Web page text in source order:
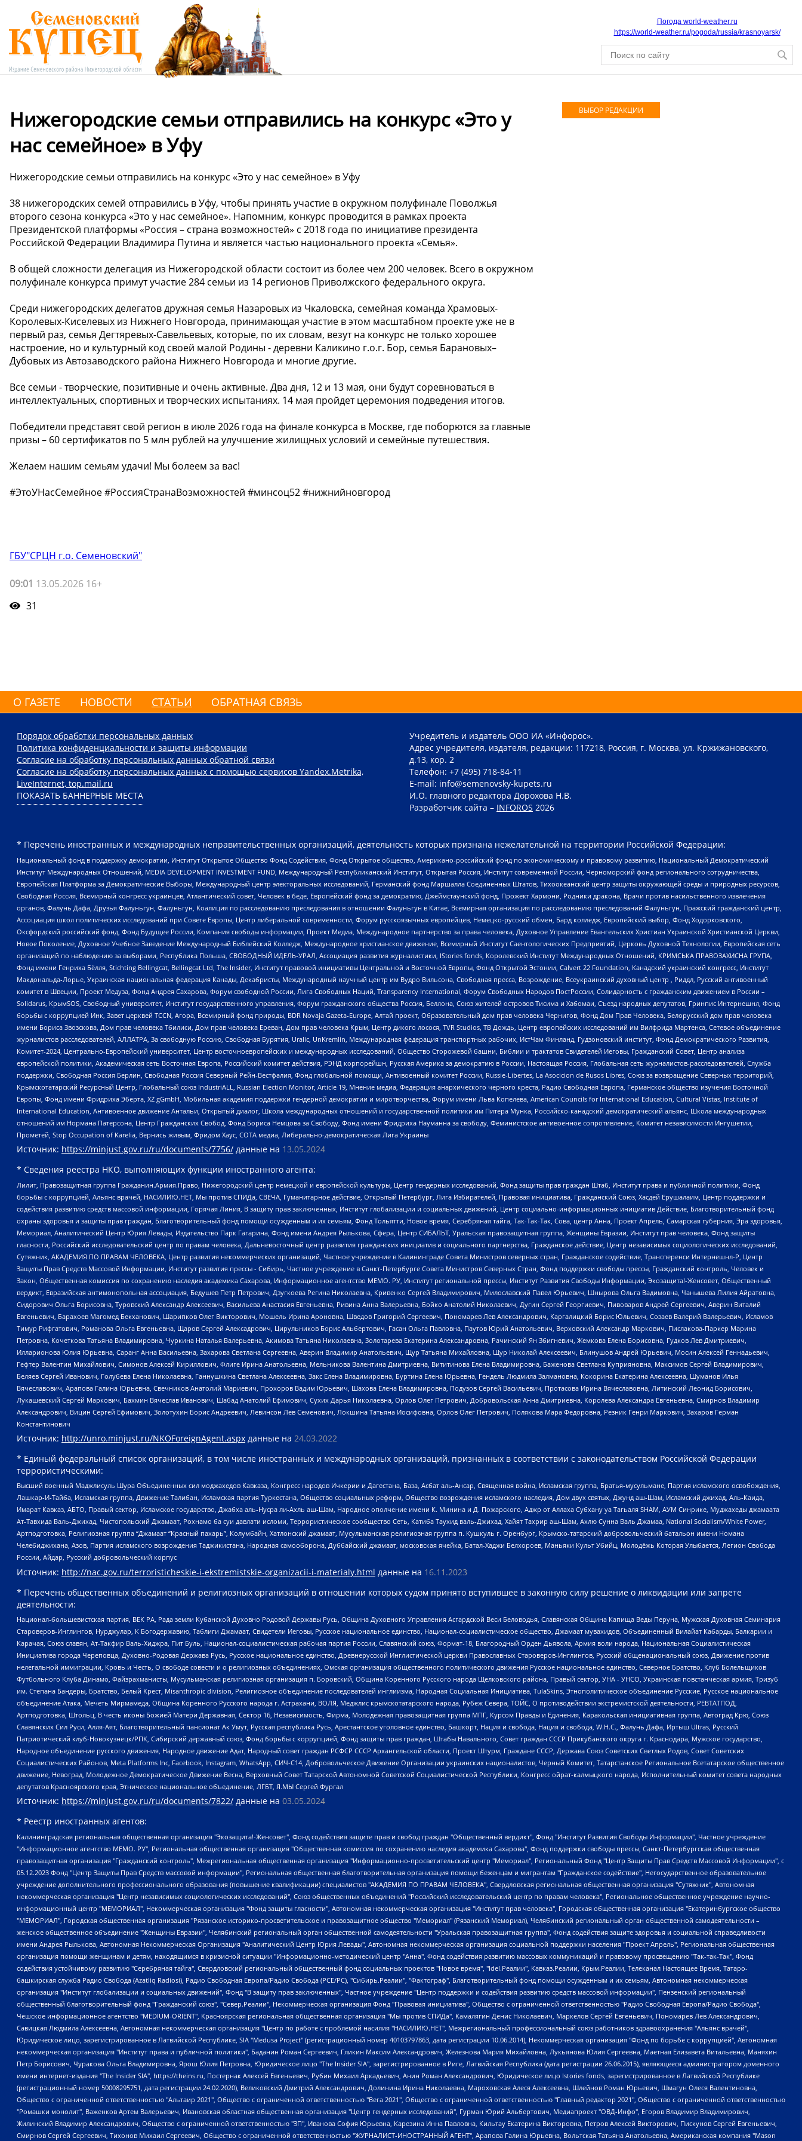
Погода world-weather.ru
https://world-weather.ru/pogoda/russia/krasnoyarsk/
Нижегородские семьи отправились на конкурс «Это у
нас семейное» в Уфу
Нижегородские семьи отправились на конкурс «Это у нас семейное» в Уфу
38 нижегородских семей отправились в Уфу, чтобы принять участие в окружном полуфинале Поволжья
второго сезона конкурса «Это у нас семейное». Напомним, конкурс проводится в рамках проекта
Президентской платформы «Россия – страна возможностей» с 2018 года по инициативе президента
Российской Федерации Владимира Путина и является частью национального проекта «Семья».
В общей сложности делегация из Нижегородской области состоит из более чем 200 человек. Всего в окружном
полуфинале конкурса примут участие 284 семьи из 14 регионов Приволжского федерального округа.
Среди нижегородских делегатов дружная семья Назаровых из Чкаловска, семейная команда Храмовых-
Королевых-Киселевых из Нижнего Новгорода, принимающая участие в этом масштабном проекте уже не в
первый раз, семья Дегтяревых-Савельевых, которые, по их словам, везут на конкурс не только хорошее
настроение, но и культурный код своей малой Родины - деревни Каликино г.о.г. Бор, семья Барановых–
Дубовых из Автозаводского района Нижнего Новгорода и многие другие.
Все семьи - творческие, позитивные и очень активные. Два дня, 12 и 13 мая, они будут соревноваться в
интеллектуальных, спортивных и творческих испытаниях. 14 мая пройдет церемония подведения итогов.
Победители представят свой регион в июле 2026 года на финале конкурса в Москве, где поборются за главные
призы – 60 сертификатов по 5 млн рублей на улучшение жилищных условий и семейные путешествия.
Желаем нашим семьям удачи! Мы болеем за вас!
#ЭтоУНасСемейное #РоссияСтранаВозможностей #минсоц52 #нижнийновгород
ГБУ"СРЦН г.о. Семеновский"
09:01 13.05.2026 16+
31
ВЫБОР РЕДАКЦИИ
О ГАЗЕТЕ НОВОСТИ СТАТЬИ ОБРАТНАЯ СВЯЗЬ
Порядок обработки персональных данных
Политика конфиденциальности и защиты информации
Согласие на обработку персональных данных обратной связи
Согласие на обработку персональных данных с помощью сервисов Yandex.Metrika,
LiveInternet, top.mail.ru
ПОКАЗАТЬ БАННЕРНЫЕ МЕСТА
Учредитель и издатель ООО ИА «Инфорос».
Адрес учредителя, издателя, редакции: 117218, Россия, г. Москва, ул. Кржижановского,
д.13, кор. 2
Телефон: +7 (495) 718-84-11
E-mail: info@semenovsky-kupets.ru
И.О. главного редактора Дорохова Н.В.
Разработчик сайта – INFOROS 2026
* Перечень иностранных и международных неправительственных организаций, деятельность которых признана нежелательной на территории Российской Федерации:
Национальный фонд в поддержку демократии, Институт Открытое Общество Фонд Содействия, Фонд Открытое общество, Американо-российский фонд по экономическому и правовому развитию, Национальный Демократический
Институт Международных Отношений, MEDIA DEVELOPMENT INVESTMENT FUND, Международный Республиканский Институт, Открытая Россия, Институт современной России, Черноморский фонд регионального сотрудничества,
Европейская Платформа за Демократические Выборы, Международный центр электоральных исследований, Германский фонд Маршалла Соединенных Штатов, Тихоокеанский центр защиты окружающей среды и природных ресурсов,
Свободная Россия, Всемирный конгресс украинцев, Атлантический совет, Человек в беде, Европейский фонд за демократию, Джеймстаунский фонд, Прожект Хармони, Родники дракона, Врачи против насильственного извлечения
органов, Фалунь Дафа, Друзья Фалуньгун, Фалуньгун, Коалиция по расследованию преследования в отношении Фалуньгун в Китае, Всемирная организация по расследованию преследований Фалуньгун, Пражский гражданский центр,
Ассоциация школ политических исследований при Совете Европы, Центр либеральной современности, Форум русскоязычных европейцев, Немецко-русский обмен, Бард колледж, Европейский выбор, Фонд Ходорковского,
Оксфордский российский фонд, Фонд Будущее России, Компания свободы информации, Проект Медиа, Международное партнерство за права человека, Духовное Управление Евангельских Христиан Украинской Христианской Церкви,
Новое Поколение, Духовное Учебное Заведение Международный Библейский Колледж, Международное христианское движение, Всемирный Институт Саентологических Предприятий, Церковь Духовной Технологии, Европейская сеть
организаций по наблюдению за выборами, Республика Польша, СВОБОДНЫЙ ИДЕЛЬ-УРАЛ, Ассоциация развития журналистики, IStories fonds, Королевский Институт Международных Отношений, КРИМСЬКА ПРАВОЗАХИСНА ГРУПА,
Фонд имени Генриха Бёлля, Stichting Bellingcat, Bellingcat Ltd, The Insider, Институт правовой инициативы Центральной и Восточной Европы, Фонд Открытой Эстонии, Calvert 22 Foundation, Канадский украинский конгресс, Институт
Макдональда-Лорье, Украинская национальная федерация Канады, Декабристы, Международный научный центр им Вудро Вильсона, Свободная пресса, Возрождение, Всеукраинский духовный центр , Риддл, Русский антивоенный
комитет в Швеции, Проект Медуза, Фонд Андрея Сахарова, Форум свободной России, Лига Свободных Наций, Transparеncy International, Форум Свободных Народов ПостРоссии, Солидарность с гражданским движением в России –
Solidarus, КрымSOS, Свободный университет, Институт государственного управления, Форум гражданского общества Россия, Беллона, Союз жителей островов Тисима и Хабомаи, Съезд народных депутатов, Гринпис Интернешнл, Фонд
борьбы с коррупцией Инк, Завет церквей TCCN, Агора, Всемирный фонд природы, BDR Novaja Gazeta-Europe, Алтай проект, Образовательный дом прав человека Чернигов, Фонд Дом Прав Человека, Белорусский дом прав человека
имени Бориса Звозскова, Дом прав человека Тбилиси, Дом прав человека Ереван, Дом прав человека Крым, Центр дикого лосося, TVR Studios, ТВ Дождь, Центр европейских исследований им Вилфрида Мартенса, Сетевое объединение
журналистов расследователей, АЛЛАТРА, За свободную Россию, Свободная Бурятия, Uralic, UnKremlin, Международная федерация транспортных рабочих, ИстЧам Финланд, Гудзоновский институт, Фонд Демократического Развития,
Комитет-2024, Центрально-Европейский университет, Центр восточноевропейских и международных исследований, Общество Сторожевой башни, Библии и трактатов Свидетелей Иеговы, Гражданский Совет, Центр анализа
европейской политики, Академическая сеть Восточная Европа, Российский комитет действия, РЭНД корпорейшн, Русская Америка за демократию в России, Настоящая Россия, Глобальная сеть журналистов-расследователей, Служба
поддержки, Свободная Россия Берлин, Свободная Россия Северный Рейн-Вестфалия, Фонд глобальной помощи, Антивоенный комитет России, Russie-Libertes, La Asocicion de Rusos Libres, Союз за возвращение Северных территорий,
Крымскотатарский Ресурсный Центр, Глобальный союз IndustriALL, Russian Election Monitor, Article 19, Мнение медиа, Федерация анархического черного креста, Радио Свободная Европа, Германское общество изучения Восточной
Европы, Фонд имени Фридриха Эберта, XZ gGmbH, Мобильная академия поддержки гендерной демократии и миротворчества, Форум имени Льва Копелева, American Councils for International Education, Cultural Vistas, Institute of
International Education, Антивоенное движение Антальи, Открытый диалог, Школа международных отношений и государственной политики им Питера Мунка, Российско-канадский демократический альянс, Школа международных
отношений им Нормана Патерсона, Центр Гражданских Свобод, Фонд Бориса Немцова за Свободу, Фонд имени Фридриха Науманна за свободу, Феминистское антивоенное сопротивление, Комитет независимости Ингушетии,
Прометей, Stop Occupation of Karelia, Вернись живым, Фридом Хаус, СОТА медиа, Либерально-демократическая Лига Украины
Источник: https://minjust.gov.ru/ru/documents/7756/ данные на 13.05.2024
* Сведения реестра НКО, выполняющих функции иностранного агента:
Лилит, Правозащитная группа Гражданин.Армия.Право, Нижегородский центр немецкой и европейской культуры, Центр гендерных исследований, Фонд защиты прав граждан Штаб, Институт права и публичной политики, Фонд
борьбы с коррупцией, Альянс врачей, НАСИЛИЮ.НЕТ, Мы против СПИДа, СВЕЧА, Гуманитарное действие, Открытый Петербург, Лига Избирателей, Правовая инициатива, Гражданский Союз, Хасдей Ерушалаим, Центр поддержки и
содействия развитию средств массовой информации, Горячая Линия, В защиту прав заключенных, Институт глобализации и социальных движений, Центр социально-информационных инициатив Действие, Благотворительный фонд
охраны здоровья и защиты прав граждан, Благотворительный фонд помощи осужденным и их семьям, Фонд Тольятти, Новое время, Серебряная тайга, Так-Так-Так, Сова, центр Анна, Проект Апрель, Самарская губерния, Эра здоровья,
Мемориал, Аналитический Центр Юрия Левады, Издательство Парк Гагарина, Фонд имени Андрея Рылькова, Сфера, Центр СИБАЛЬТ, Уральская правозащитная группа, Женщины Евразии, Институт прав человека, Фонд защиты
гласности, Российский исследовательский центр по правам человека, Дальневосточный центр развития гражданских инициатив и социального партнерства, Гражданское действие, Центр независимых социологических исследований,
Сутяжник, АКАДЕМИЯ ПО ПРАВАМ ЧЕЛОВЕКА, Центр развития некоммерческих организаций, Частное учреждение в Калининграде Совета Министров северных стран, Гражданское содействие, Трансперенси Интернешнл-Р, Центр
Защиты Прав Средств Массовой Информации, Институт развития прессы - Сибирь, Частное учреждение в Санкт-Петербурге Совета Министров Северных Стран, Фонд поддержки свободы прессы, Гражданский контроль, Человек и
Закон, Общественная комиссия по сохранению наследия академика Сахарова, Информационное агентство МЕМО. РУ, Институт региональной прессы, Институт Развития Свободы Информации, Экозащита!-Женсовет, Общественный
вердикт, Евразийская антимонопольная ассоциация, Бедушев Петр Петрович, Дзугкоева Регина Николаевна, Кривенко Сергей Владимирович, Милославский Павел Юрьевич, Шнырова Ольга Вадимовна, Чанышева Лилия Айратовна,
Сидорович Ольга Борисовна, Туровский Александр Алексеевич, Васильева Анастасия Евгеньевна, Ривина Анна Валерьевна, Бойко Анатолий Николаевич, Дугин Сергей Георгиевич, Пивоваров Андрей Сергеевич, Аверин Виталий
Евгеньевич, Барахоев Магомед Бекханович, Шарипков Олег Викторович, Мошель Ирина Ароновна, Шведов Григорий Сергеевич, Пономарев Лев Александрович, Каргалицкий Борис Юльевич, Созаев Валерий Валерьевич, Исламов
Тимур Рифгатович, Романова Ольга Евгеньевна, Щаров Сергей Алексадрович, Цирульников Борис Альбертович, Гасан Ольга Павловна, Паутов Юрий Анатольевич, Верховский Александр Маркович, Пислакова-Паркер Марина
Петровна, Кочеткова Татьяна Владимировна, Чуркина Наталья Валерьевна, Акимова Татьяна Николаевна, Золотарева Екатерина Александровна, Рачинский Ян Збигневич, Жемкова Елена Борисовна, Гудков Лев Дмитриевич,
Илларионова Юлия Юрьевна, Саранг Анна Васильевна, Захарова Светлана Сергеевна, Аверин Владимир Анатольевич, Щур Татьяна Михайловна, Щур Николай Алексеевич, Блинушов Андрей Юрьевич, Мосин Алексей Геннадьевич,
Гефтер Валентин Михайлович, Симонов Алексей Кириллович, Флиге Ирина Анатольевна, Мельникова Валентина Дмитриевна, Вититинова Елена Владимировна, Баженова Светлана Куприяновна, Максимов Сергей Владимирович,
Беляев Сергей Иванович, Голубева Елена Николаевна, Ганнушкина Светлана Алексеевна, Закс Елена Владимировна, Буртина Елена Юрьевна, Гендель Людмила Залмановна, Кокорина Екатерина Алексеевна, Шуманов Илья
Вячеславович, Арапова Галина Юрьевна, Свечников Анатолий Мариевич, Прохоров Вадим Юрьевич, Шахова Елена Владимировна, Подузов Сергей Васильевич, Протасова Ирина Вячеславовна, Литинский Леонид Борисович,
Лукашевский Сергей Маркович, Бахмин Вячеслав Иванович, Шабад Анатолий Ефимович, Сухих Дарья Николаевна, Орлов Олег Петрович, Добровольская Анна Дмитриевна, Королева Александра Евгеньевна, Смирнов Владимир
Александрович, Вицин Сергей Ефимович, Золотухин Борис Андреевич, Левинсон Лев Семенович, Локшина Татьяна Иосифовна, Орлов Олег Петрович, Полякова Мара Федоровна, Резник Генри Маркович, Захаров Герман
Константинович
Источник: http://unro.minjust.ru/NKOForeignAgent.aspx данные на 24.03.2022
* Единый федеральный список организаций, в том числе иностранных и международных организаций, признанных в соответствии с законодательством Российской Федерации
террористическими:
Высший военный Маджлисуль Шура Объединенных сил моджахедов Кавказа, Конгресс народов Ичкерии и Дагестана, База, Асбат аль-Ансар, Священная война, Исламская группа, Братья-мусульмане, Партия исламского освобождения,
Лашкар-И-Тайба, Исламская группа, Движение Талибан, Исламская партия Туркестана, Общество социальных реформ, Общество возрождения исламского наследия, Дом двух святых, Джунд аш-Шам, Исламский джихад, Аль-Каида,
Имарат Кавказ, АБТО, Правый сектор, Исламское государство, Джабха аль-Нусра ли-Ахль аш-Шам, Народное ополчение имени К. Минина и Д. Пожарского, Аджр от Аллаха Субхану уа Тагьаля SHAM, АУМ Синрике, Муджахеды джамаата
Ат-Тавхида Валь-Джихад, Чистопольский Джамаат, Рохнамо ба суи давлати исломи, Террористическое сообщество Сеть, Катиба Таухид валь-Джихад, Хайят Тахрир аш-Шам, Ахлю Сунна Валь Джамаа, National Socialism/White Power,
Артподготовка, Религиозная группа “Джамаат “Красный пахарь”, Колумбайн, Хатлонский джамаат, Мусульманская религиозная группа п. Кушкуль г. Оренбург, Крымско-татарский добровольческий батальон имени Номана
Челебиджихана, Азов, Партия исламского возрождения Таджикистана, Народная самооборона, Дуббайский джамаат, московская ячейка, Батал-Хаджи Белхороев, Маньяки Культ Убийц, Молодёжь Которая Улыбается, Легион Свобода
России, Айдар, Русский добровольческий корпус
Источник: http://nac.gov.ru/terroristicheskie-i-ekstremistskie-organizacii-i-materialy.html данные на 16.11.2023
* Перечень общественных объединений и религиозных организаций в отношении которых судом принято вступившее в законную силу решение о ликвидации или запрете
деятельности:
Национал-большевистская партия, ВЕК РА, Рада земли Кубанской Духовно Родовой Державы Русь, Община Духовного Управления Асгардской Веси Беловодья, Славянская Община Капища Веды Перуна, Мужская Духовная Семинария
Староверов-Инглингов, Нурджулар, К Богодержавию, Таблиги Джамаат, Свидетели Иеговы, Русское национальное единство, Национал-социалистическое общество, Джамаат мувахидов, Объединенный Вилайат Кабарды, Балкарии и
Карачая, Союз славян, Ат-Такфир Валь-Хиджра, Пит Буль, Национал-социалистическая рабочая партия России, Славянский союз, Формат-18, Благородный Орден Дьявола, Армия воли народа, Национальная Социалистическая
Инициатива города Череповца, Духовно-Родовая Держава Русь, Русское национальное единство, Древнерусской Инглистической церкви Православных Староверов-Инглингов, Русский общенациональный союз, Движение против
нелегальной иммиграции, Кровь и Честь, О свободе совести и о религиозных объединениях, Омская организация общественного политического движения Русское национальное единство, Северное Братство, Клуб Болельщиков
Футбольного Клуба Динамо, Файзрахманисты, Мусульманская религиозная организация п. Боровский, Община Коренного Русского народа Щелковского района, Правый сектор, УНА - УНСО, Украинская повстанческая армия, Тризуб
им. Степана Бандеры, Братство, Белый Крест, Misanthropic division, Религиозное объединение последователей инглиизма, Народная Социальная Инициатива, TulaSkins, Этнополитическое объединение Русские, Русское национальное
объединение Атака, Мечеть Мирмамеда, Община Коренного Русского народа г. Астрахани, ВОЛЯ, Меджлис крымскотатарского народа, Рубеж Севера, ТОЙС, О противодействии экстремистской деятельности, РЕВТАТПОД,
Артподготовка, Штольц, В честь иконы Божией Матери Державная, Сектор 16, Независимость, Фирма, Молодежная правозащитная группа МПГ, Курсом Правды и Единения, Каракольская инициативная группа, Автоград Крю, Союз
Славянских Сил Руси, Алля-Аят, Благотворительный пансионат Ак Умут, Русская республика Русь, Арестантское уголовное единство, Башкорт, Нация и свобода, Нация и свобода, W.H.С., Фалунь Дафа, Иртыш Ultras, Русский
Патриотический клуб-Новокузнецк/РПК, Сибирский державный союз, Фонд борьбы с коррупцией, Фонд защиты прав граждан, Штабы Навального, Совет граждан СССР Прикубанского округа г. Краснодара, Мужское государство,
Народное объединение русского движения, Народное движение Адат, Народный совет граждан РСФСР СССР Архангельской области, Проект Штурм, Граждане СССР, Держава Союз Советских Светлых Родов, Совет Советских
Социалистических Районов, Meta Platforms Inc, Facebook, Instagram, WhatsApp, СИЧ-С14, Добровольческое Движение Организации украинских националистов, Черный Комитет, Татарстанское Региональное Всетатарское общественное
движение, Невоград, Молодежное Демократическое Движение Весна, Верховный Совет Татарской Автономной Советской Социалистической Республики, Конгресс ойрат-калмыцкого народа, Исполнительный комитет совета народных
депутатов Красноярского края, Этническое национальное объединение, ЛГБТ, Я.МЫ Сергей Фургал
Источник: https://minjust.gov.ru/ru/documents/7822/ данные на 03.05.2024
* Реестр иностранных агентов:
Калининградская региональная общественная организация "Экозащита!-Женсовет", Фонд содействия защите прав и свобод граждан "Общественный вердикт", Фонд "Институт Развития Свободы Информации", Частное учреждение "Информационное агентство МЕМО. РУ", Региональная общественная организация "Общественная комиссия по сохранению наследия академика Сахарова", Фонд поддержки свободы прессы, Санкт-Петербургская общественная правозащитная организация "Гражданский контроль", Межрегиональная общественная организация "Информационно-просветительский центр "Мемориал", Региональный Фонд "Центр Защиты Прав Средств Массовой Информации", с 05.12.2023 Фонд "Центр Защиты Прав Средств массовой информации", Региональная общественная благотворительная организация помощи беженцам и мигрантам "Гражданское содействие", Негосударственное образовательное учреждение дополнительного профессионального образования (повышение квалификации) специалистов "АКАДЕМИЯ ПО ПРАВАМ ЧЕЛОВЕКА", Свердловская региональная общественная организация "Сутяжник", Автономная некоммерческая организация "Центр независимых социологических исследований", Союз общественных объединений "Российский исследовательский центр по правам человека", Региональное общественное учреждение научно-информационный центр "МЕМОРИАЛ", Некоммерческая организация "Фонд защиты гласности", Автономная некоммерческая организация "Институт прав человека", Городская общественная организация "Екатеринбургское общество "МЕМОРИАЛ", Городская общественная организация "Рязанское историко-просветительское и правозащитное общество "Мемориал" (Рязанский Мемориал), Челябинский региональный орган общественной самодеятельности – женское общественное объединение "Женщины Евразии", Челябинский региональный орган общественной самодеятельности "Уральская правозащитная группа", Фонд содействия защите здоровья и социальной справедливости имени Андрея Рылькова, Автономная Некоммерческая Организация "Аналитический Центр Юрия Левады", Автономная некоммерческая организация социальной поддержки населения "Проект Апрель", Региональная общественная организация помощи женщинам и детям, находящимся в кризисной ситуации "Информационно-методический центр "Анна", Фонд содействия развитию массовых коммуникаций и правовому просвещению "Так-так-Так", Фонд содействия устойчивому развитию "Серебряная тайга", Свердловский региональный общественный фонд социальных проектов "Новое время", "Idel.Реалии", Кавказ.Реалии, Крым.Реалии, Телеканал Настоящее Время, Татаро-башкирская служба Радио Свобода (Azatliq Radiosi), Радио Свободная Европа/Радио Свобода (PCE/PC), "Сибирь.Реалии", "Фактограф", Благотворительный фонд помощи осужденным и их семьям, Автономная некоммерческая организация "Институт глобализации и социальных движений", Фонд "В защиту прав заключенных", Частное учреждение "Центр поддержки и содействия развитию средств массовой информации", Пензенский региональный общественный благотворительный фонд "Гражданский союз", "Север.Реалии", Некоммерческая организация Фонд "Правовая инициатива", Общество с ограниченной ответственностью "Радио Свободная Европа/Радио Свобода", Чешское информационное агентство "MEDIUM-ORIENT", Красноярская региональная общественная организация "Мы против СПИДа", Камалягин Денис Николаевич, Маркелов Сергей Евгеньевич, Пономарев Лев Александрович, Савицкая Людмила Алексеевна, Автономная некоммерческая организация "Центр по работе с проблемой насилия "НАСИЛИЮ.НЕТ", Межрегиональный профессиональный союз работников здравоохранения "Альянс врачей", Юридическое лицо, зарегистрированное в Латвийской Республике, SIA "Medusa Project" (регистрационный номер 40103797863, дата регистрации 10.06.2014), Некоммерческая организация "Фонд по борьбе с коррупцией", Автономная некоммерческая организация "Институт права и публичной политики", Баданин Роман Сергеевич, Гликин Максим Александрович, Железнова Мария Михайловна, Лукьянова Юлия Сергеевна, Маетная Елизавета Витальевна, Маняхин Петр Борисович, Чуракова Ольга Владимировна, Ярош Юлия Петровна, Юридическое лицо "The Insider SIA", зарегистрированное в Риге, Латвийская Республика (дата регистрации 26.06.2015), являющееся администратором доменного имени интернет-издания "The Insider SIA", https://theins.ru, Постернак Алексей Евгеньевич, Рубин Михаил Аркадьевич, Анин Роман Александрович, Юридическое лицо Istories fonds, зарегистрированное в Латвийской Республике (регистрационный номер 50008295751, дата регистрации 24.02.2020), Великовский Дмитрий Александрович, Долинина Ирина Николаевна, Мароховская Алеся Алексеевна, Шлейнов Роман Юрьевич, Шмагун Олеся Валентиновна, Общество с ограниченной ответственностью "Альтаир 2021", Общество с ограниченной ответственностью "Вега 2021", Общество с ограниченной ответственностью "Главный редактор 2021", Общество с ограниченной ответственностью "Ромашки монолит", Важенков Артем Валерьевич, Ивановская областная общественная организация "Центр гендерных исследований", Гурман Юрий Альбертович, Медиапроект "ОВД-Инфо", Егоров Владимир Владимирович, Жилинский Владимир Александрович, Общество с ограниченной ответственностью "ЗП", Иванова София Юрьевна, Карезина Инна Павловна, Кильтау Екатерина Викторовна, Петров Алексей Викторович, Пискунов Сергей Евгеньевич, Смирнов Сергей Сергеевич, Тихонов Михаил Сергеевич, Общество с ограниченной ответственностью "ЖУРНАЛИСТ-ИНОСТРАННЫЙ АГЕНТ", Арапова Галина Юрьевна, Вольтская Татьяна Анатольевна, Американская компания "Mason G.E.S. Anonymous Foundation" (США), являющаяся владельцем интернет-издания https://mnews.world/, Компания "Stichting Bellingcat", зарегистрированная в Нидерландах (дата регистрации 11.07.2018), Захаров Андрей Вячеславович, Клепиковская Екатерина Дмитриевна, Общество с ограниченной ответственностью "МЕМО", Перл Роман Александрович, Симонов Евгений Алексеевич, Соловьева Елена Анатольевна, Сотников Даниил Владимирович, Сурначева Елизавета Дмитриевна, Автономная некоммерческая организация по защите прав человека и информированию населения "Якутия – Наше Мнение", Общество с ограниченной ответственностью "Москоу диджитал медиа", с 26.01.2023 Общество с ограниченной ответственностью "Чайка Белые сады", Ветошкина Валерия Валерьевна, Заговора Максим Александрович, Межрегиональное общественное движение "Российская ЛГБТ - сеть", Оленичев Максим Владимирович, Павлов Иван Юрьевич, Скворцова Елена Сергеевна, Общество с ограниченной ответственностью "Как бы инагент", Кочетков Игорь Викторович, Общество с ограниченной ответственностью "Честные выборы", Еланчик Олег Александрович, Общество с ограниченной ответственностью "Нобелевский призыв", Гималова Регина Эмилевна, Григорьев Андрей Валерьевич, Григорьева Алина Александровна, Ассоциация по содействию защите прав призывников, альтернативнослужащих и военнослужащих "Правозащитная группа "Гражданин.Армия.Право", Хисамова Регина Фаритовна, Автономная некоммерческая организация по реализации социально-правовых программ "Лилит", Дальневосточное общественное движение "Маяк", Санкт-Петербургская ЛГБТ-инициативная группа "Выход", Инициативная группа ЛГБТ+ "Реверс", Алексеев Андрей Викторович, Бекбулатова Таисия Львовна, Беляев Иван Михайлович, Владыкина Елена Сергеевна, Гельман Марат Александрович, Никульшина Вероника Юрьевна, Толоконникова Надежда Андреевна, Шендерович Виктор Анатольевич, Общество с ограниченной ответственностью "Данное сообщение", Общество с ограниченной ответственностью Издательский дом "Новая глава", Айнбиндер Александра Александровна, Московский комьюнити-центр для ЛГБТ+инициатив, Благотворительный фонд развития филантропии, Deutsche Welle (Германия, Kurt-Schumacher-Strasse 3, 53113 Bonn), Борзунова Мария Михайловна, Воробьев Виктор Викторович, Голубева Анна Львовна, Константинова Алла Михайловна, Малкова Ирина Владимировна, Мурадов Мурад Абдулгалимович, Осетинская Елизавета Николаевна, Понасенков Евгений Николаевич, Ганапольский Матвей Юрьевич, Киселев Евгений Алексеевич, Борухович Ирина Григорьевна, Дремин Иван Тимофеевич, Дубровский Дмитрий Викторович, Красноярская региональная общественная организация поддержки и развития альтернативных образовательных технологий и межкультурных коммуникаций "ИНТЕРРА", Маяковская Екатерина Алексеевна, Фейгин Марк Захарович, Филимонов Андрей Викторович, Дзугкоева Регина Николаевна, Доброхотов Роман Александрович, Дудь Юрий Александрович, Елкин Сергей Владимирович, Кругликов Кирилл Игоревич, Сабунаева Мария Леонидовна, Семенов Алексей Владимирович, Шаинян Карен Багратович, Шульман Екатерина Михайловна, Асафьев Артур Валерьевич, Вахштайн Виктор Семенович, Венедиктов Алексей Алексеевич, Лушникова Екатерина Евгеньевна, Волков Леонид Михайлович, Невзоров Александр Глебович, Пархоменко Сергей Борисович, Сироткин Ярослав Николаевич, Кара-Мурза Владимир Владимирович, Баранова Наталья Владимировна, Гозман Леонид Яковлевич, Кагарлицкий Борис Юльевич, Климарев Михаил Валерьевич, Милов Владимир Станиславович, Автономная некоммерческая организация Краснодарский центр современного искусства "Типография", Моргенштерн Алишер Тагирович, Соболь Любовь Эдуардовна, Общество с ограниченной ответственностью "ЛИЗА НОРМ", Каспаров Гарри Кимович, Ходорковский Михаил Борисович, Общество с ограниченной ответственностью "Апрельские тезисы", Данилович Ирина Брониславовна, Кашин Олег Владимирович, Петров Николай Владимирович, Пивоваров Алексей Владимирович, Соколов Михаил Владимирович, Цветкова Юлия Владимировна, Чичваркин Евгений Александрович, Комитет против пыток/Команда против пыток, Общество с ограниченной ответственностью "Первый научный", Общество с ограниченной ответственностью "Вертолет и ко", Белоцерковская Вероника Борисовна, Кац Максим Евгеньевич, Лазарева Татьяна Юрьевна, Шаведдинов Руслан Табризович, Яшин Илья Валерьевич, Общество с ограниченной ответственностью "Иноагент ААВ", Алешковский Дмитрий Петрович, Альбац Евгения Марковна, Быков Дмитрий Львович, Галямина Юлия Евгеньевна, Лойко Сергей Леонидович, Мартынов Кирилл Константинович, Медведев Сергей Александрович, Крашенинников Федор Геннадиевич, Гордеева Катерина Вл